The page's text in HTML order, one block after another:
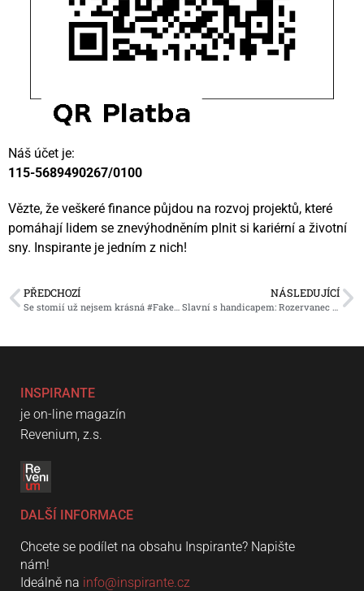
Náš účet je:
115-5689490267/0100
Vězte, že veškeré finance půjdou na rozvoj projektů, které
pomáhají lidem se znevýhodněním plnit si kariérní a životní
sny. Inspirante je jedním z nich!
PŘEDCHOZÍ NÁSLEDUJÍCÍ
INSPIRANTE
je on-line magazín
Revenium, z.s.
DALŠÍ INFORMACE
Chcete se podílet na obsahu Inspirante? Napište
nám!
Ideálně na info@inspirante.cz